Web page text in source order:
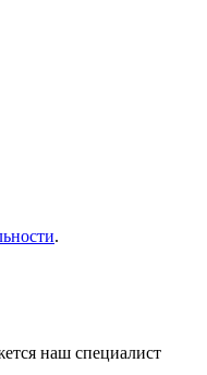
.
наш специалист